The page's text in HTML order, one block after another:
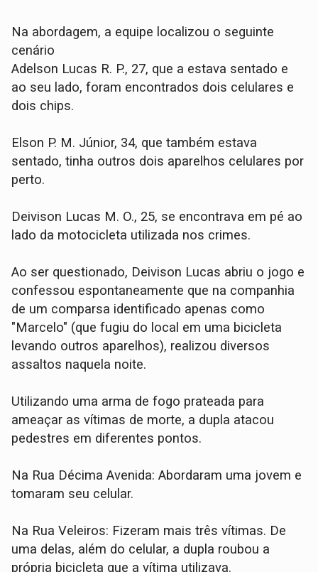
​Na abordagem, a equipe localizou o seguinte
cenário
​Adelson Lucas R. P., 27, que a estava sentado e
ao seu lado, foram encontrados dois celulares e
dois chips.
​Elson P. M. Júnior, 34, que também estava
sentado, tinha outros dois aparelhos celulares por
perto.
​Deivison Lucas M. O., 25, se encontrava em pé ao
lado da motocicleta utilizada nos crimes.
​Ao ser questionado, Deivison Lucas abriu o jogo e
confessou espontaneamente que na companhia
de um comparsa identificado apenas como
"Marcelo" (que fugiu do local em uma bicicleta
levando outros aparelhos), realizou diversos
assaltos naquela noite.
​Utilizando uma arma de fogo prateada para
ameaçar as vítimas de morte, a dupla atacou
pedestres em diferentes pontos.
​Na Rua Décima Avenida: Abordaram uma jovem e
tomaram seu celular.
​Na Rua Veleiros: Fizeram mais três vítimas. De
uma delas, além do celular, a dupla roubou a
própria bicicleta que a vítima utilizava.